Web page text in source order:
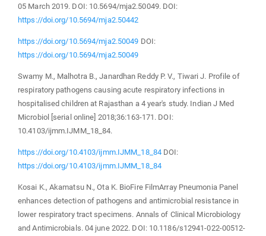
05 March 2019. DOI: 10.5694/mja2.50049. DOI:
https://doi.org/10.5694/mja2.50442
https://doi.org/10.5694/mja2.50049 DOI:
https://doi.org/10.5694/mja2.50049
Swamy M., Malhotra B., Janardhan Reddy P. V., Tiwari J. Profile of
respiratory pathogens causing acute respiratory infections in
hospitalised children at Rajasthan a 4 year's study. Indian J Med
Microbiol [serial online] 2018;36:163-171. DOI:
10.4103/ijmm.IJMM_18_84.
https://doi.org/10.4103/ijmm.IJMM_18_84DOI:
https://doi.org/10.4103/ijmm.IJMM_18_84
Kosai K., Akamatsu N., Ota K. BioFire FilmArray Pneumonia Panel
enhances detection of pathogens and antimicrobial resistance in
lower respiratory tract specimens. Annals of Clinical Microbiology
and Antimicrobials. 04 june 2022. DOI: 10.1186/s12941-022-00512-